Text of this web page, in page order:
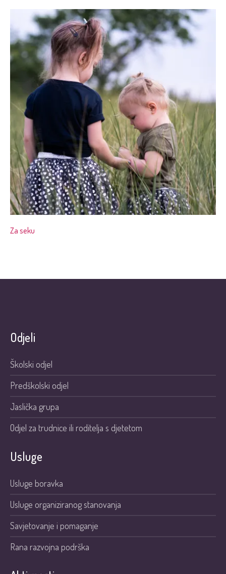
Za seku
Odjeli
Školski odjel
Predškolski odjel
Jaslička grupa
Odjel za trudnice ili roditelja s djetetom
Usluge
Usluge boravka
Usluge organiziranog stanovanja
Savjetovanje i pomaganje
Rana razvojna podrška